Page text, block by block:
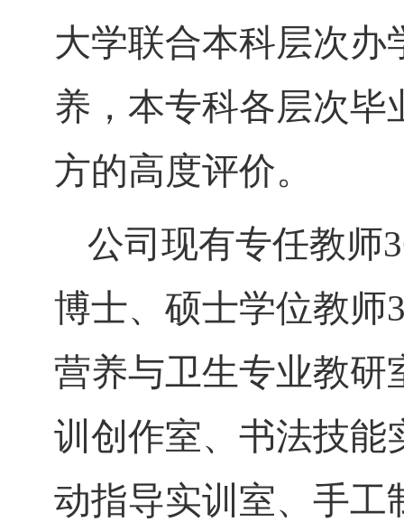
大学联合本科层次办
养，本专科各层次毕
方的高度评价。
公司现有专任教师
博士、硕士学位教师
营养与卫生专业教研
训创作室、书法技能
动指导实训室、手工